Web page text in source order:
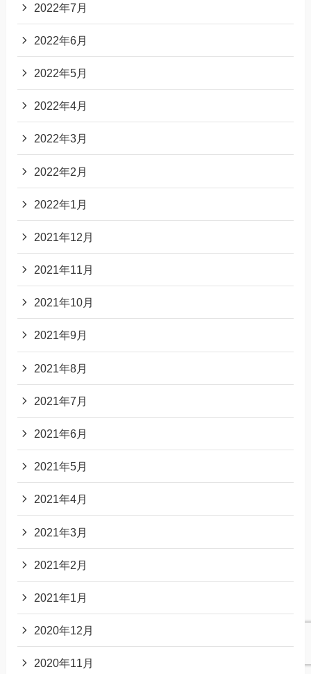
2022年7月
2022年6月
2022年5月
2022年4月
2022年3月
2022年2月
2022年1月
2021年12月
2021年11月
2021年10月
2021年9月
2021年8月
2021年7月
2021年6月
2021年5月
2021年4月
2021年3月
2021年2月
2021年1月
2020年12月
2020年11月